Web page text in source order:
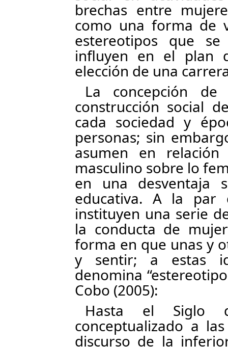
brechas entre
como una forma de
estereotipos que
influyen en el plan
elección de una
La concepción
construcción social
cada sociedad y
personas; sin
asumen en
masculino sobre lo
en una desventaja
educativa. A la
instituyen una serie
la conducta de
forma en que unas y
y sentir; a estas
denomina
Cobo (2005):
Hasta el Siglo
conceptualizado a
discurso de la